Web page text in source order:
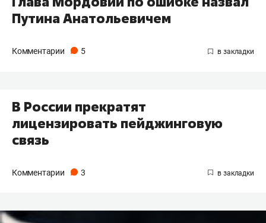
Путина Анатольевичем
Комментарии 5
В России прекратят
лицензировать пейджинговую
связь
Комментарии 3